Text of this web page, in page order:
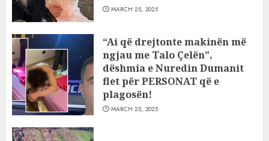
MARCH 25, 2025
“Ai që drejtonte makinën më
ngjau me Talo Çelën”,
dëshmia e Nuredin Dumanit
flet për PERSONAT që e
plagosën!
MARCH 25, 2025